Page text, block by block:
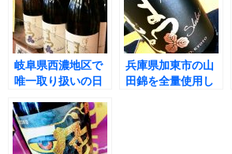
岐阜県西濃地区で
唯一取り扱いの日
『澤屋まつもと 守
破離』が入荷しま
した！
兵庫県加東市の山
田錦を全量使用し